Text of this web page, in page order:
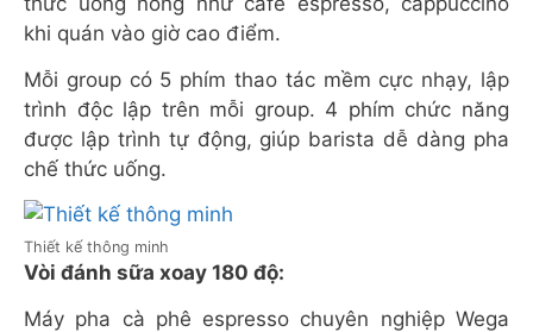
khi quán vào giờ cao điểm.
Mỗi group có 5 phím thao tác mềm cực nhạy, lập
trình độc lập trên mỗi group. 4 phím chức năng
được lập trình tự động, giúp barista dễ dàng pha
chế thức uống.
Thiết kế thông minh
Vòi đánh sữa xoay 180 độ:
Máy pha cà phê espresso chuyên nghiệp Wega